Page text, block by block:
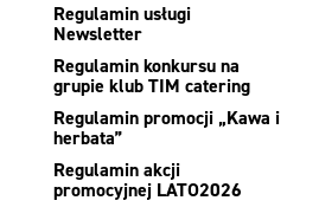
Regulamin usługi
Newsletter
Regulamin konkursu na
grupie klub TIM catering
Regulamin promocji „Kawa i
herbata”
Regulamin akcji
promocyjnej LATO2026